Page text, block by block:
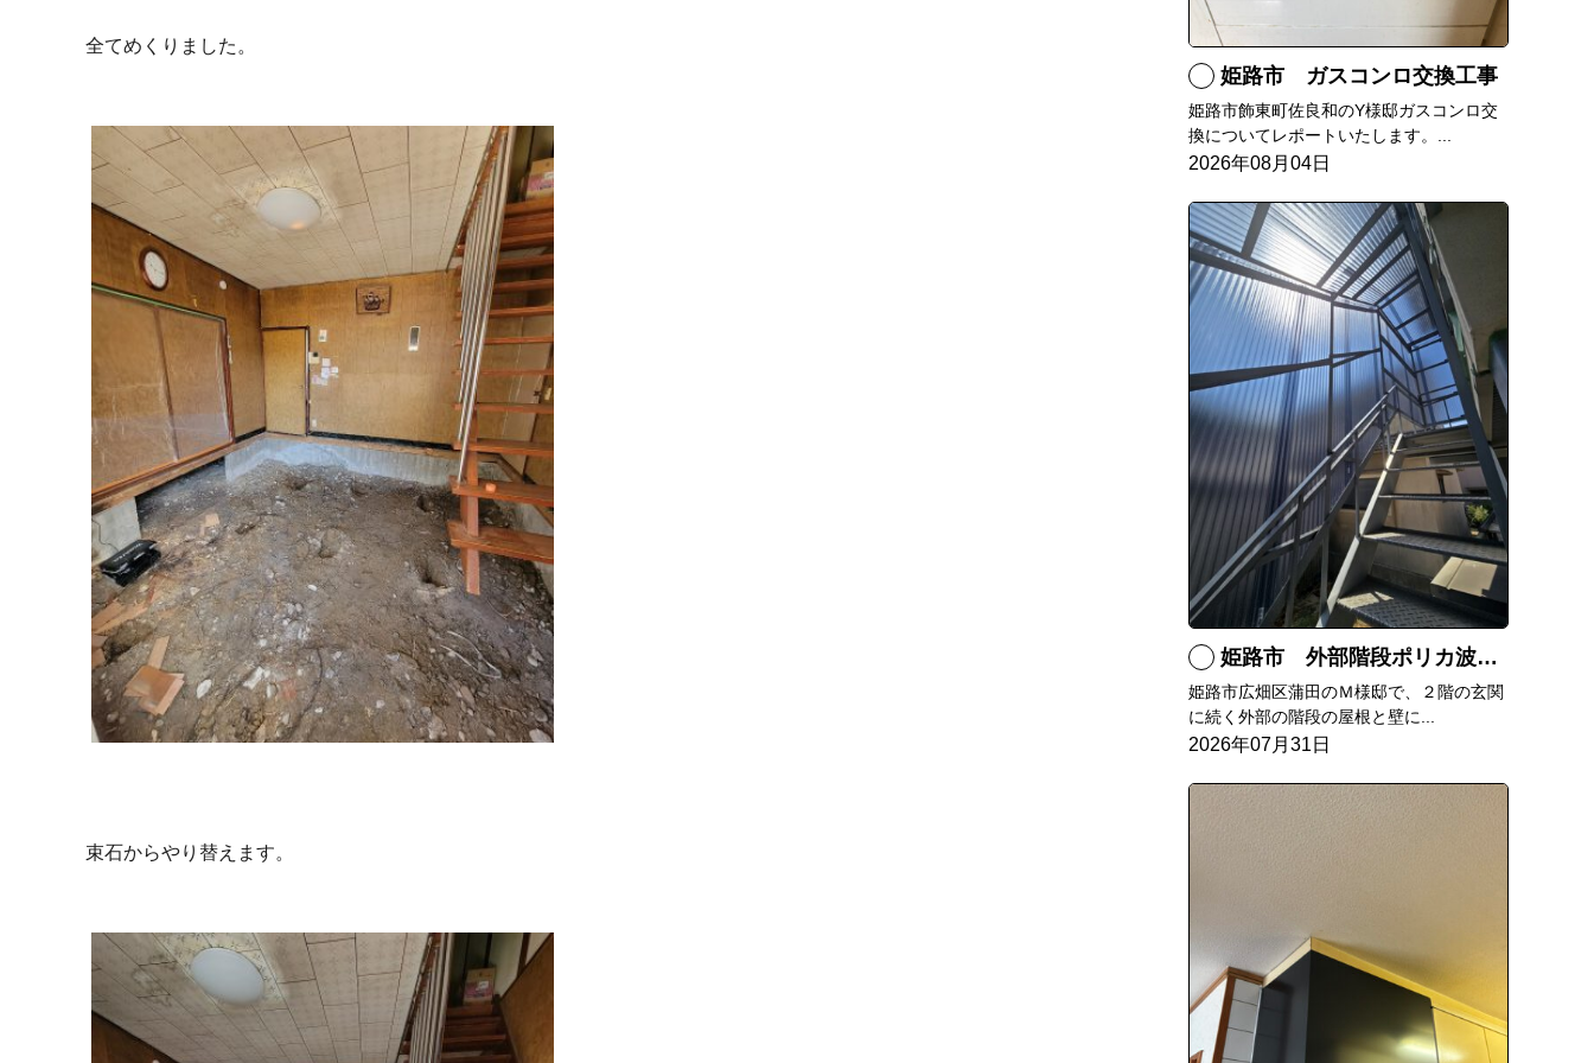
全てめくりました。
束石からやり替えます。
姫路市 ガスコンロ交換工事
姫路市飾東町佐良和のY様邸ガスコンロ交
換についてレポートいたします。...
2026年08月04日
姫路市 外部階段ポリカ波板張替工事
姫路市広畑区蒲田のＭ様邸で、２階の玄関
に続く外部の階段の屋根と壁に...
2026年07月31日